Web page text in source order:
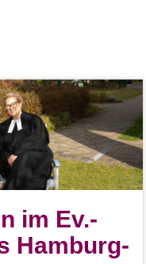
im Ev.-
Hamburg-